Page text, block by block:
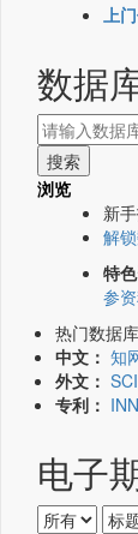
上
数据
浏览
新
解
特
参
热门数据库
中文： 知
外文： SCI
专利：
电子